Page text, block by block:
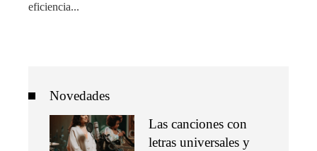
eficiencia...
Novedades
Las canciones con
letras universales y